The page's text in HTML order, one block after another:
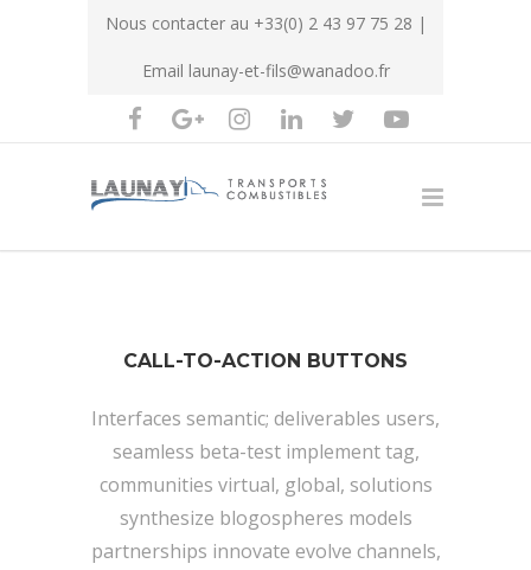
Nous contacter au +33(0) 2 43 97 75 28 |
Email launay-et-fils@wanadoo.fr
CALL-TO-ACTION BUTTONS
Interfaces semantic; deliverables users,
seamless beta-test implement tag,
communities virtual, global, solutions
synthesize blogospheres models
partnerships innovate evolve channels,